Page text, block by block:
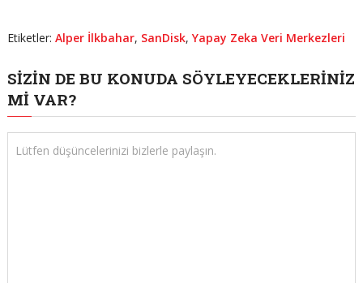
Etiketler: Alper İlkbahar, SanDisk, Yapay Zeka Veri Merkezleri
SIZIN DE BU KONUDA SÖYLEYECEKLERINIZ
MI VAR?